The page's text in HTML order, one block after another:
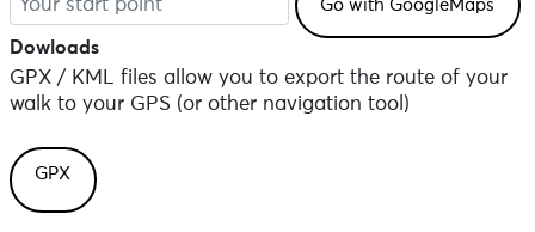
Dowloads
GPX / KML files allow you to export the route of your
walk to your GPS (or other navigation tool)
GPX